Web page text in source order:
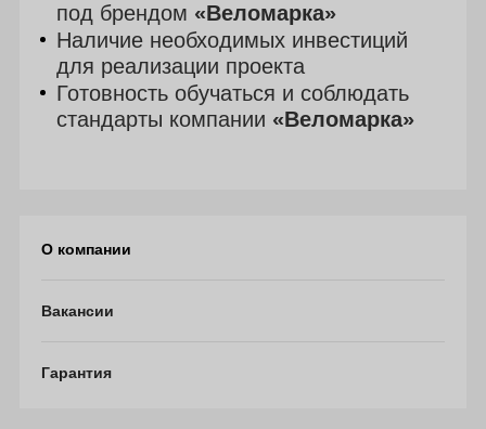
под брендом «Веломарка»
Наличие необходимых инвестиций
для реализации проекта
Готовность обучаться и соблюдать
стандарты компании «Веломарка»
О компании
Вакансии
Гарантия